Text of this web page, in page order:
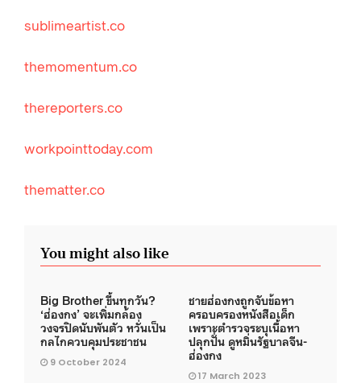
sublimeartist.co
themomentum.co
thereporters.co
workpointtoday.com
thematter.co
You might also like
Big Brother ขึ้นทุกวัน?
‘ฮ่องกง’ จะเพิ่มกล้อง
วงจรปิดนับพันตัว หวั่นเป็น
กลไกควบคุมประชาชน
9 October 2024
ชายฮ่องกงถูกจับข้อหา
ครอบครองหนังสือเด็ก
เพราะตำรวจระบุเนื้อหา
ปลุกปั่น ดูหมิ่นรัฐบาลจีน-
ฮ่องกง
17 March 2023